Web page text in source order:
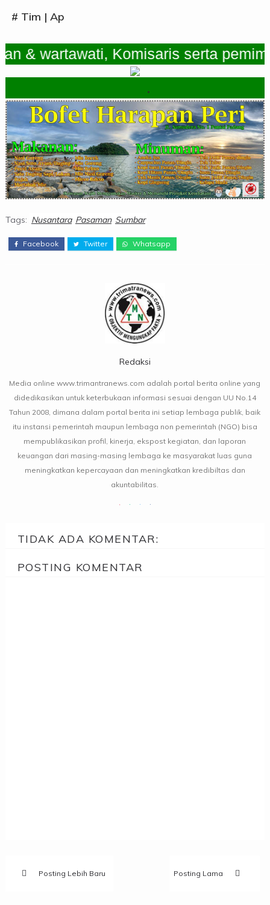
# Tim | Ap
wartawati, Komisaris serta
Tags: Nusantara Pasaman Sumbar
Facebook Twitter Whatsapp
Redaksi
Media online www.trimantranews.com adalah portal berita online yang
didedikasikan untuk keterbukaan informasi sesuai dengan UU No.14
Tahun 2008, dimana dalam portal berita ini setiap lembaga publik, baik
itu instansi pemerintah maupun lembaga non pemerintah (NGO) bisa
mempublikasikan profil, kinerja, ekspost kegiatan, dan laporan
keuangan dari masing-masing lembaga ke masyarakat luas guna
meningkatkan kepercayaan dan meningkatkan kredibiltas dan
akuntabilitas.
TIDAK ADA KOMENTAR:
POSTING KOMENTAR
Posting Lebih Baru Posting Lama